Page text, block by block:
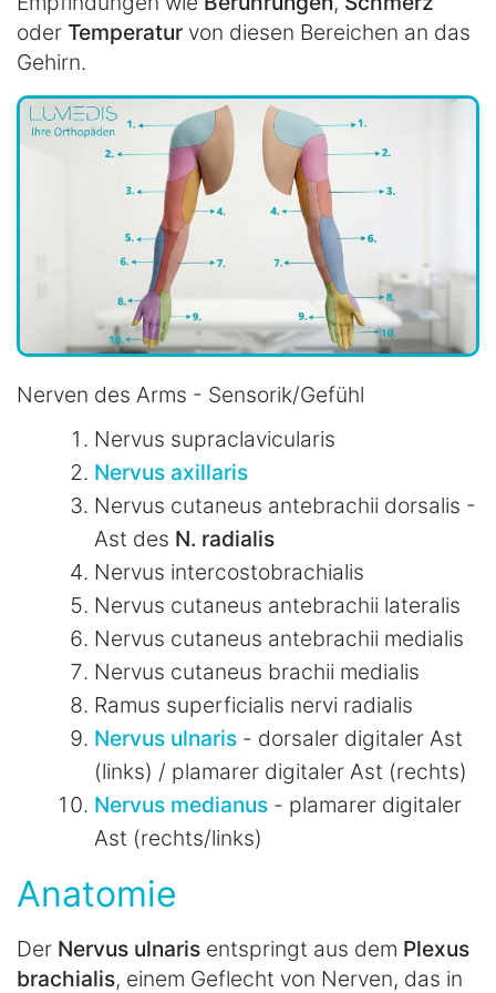
oder Temperatur von diesen Bereichen an das
Gehirn.
Nerven des Arms - Sensorik/Gefühl
Nervus supraclavicularis
Nervus axillaris
Nervus cutaneus antebrachii dorsalis -
Ast des N. radialis
Nervus intercostobrachialis
Nervus cutaneus antebrachii lateralis
Nervus cutaneus antebrachii medialis
Nervus cutaneus brachii medialis
Ramus superficialis nervi radialis
Nervus ulnaris - dorsaler digitaler Ast
(links) / plamarer digitaler Ast (rechts)
Nervus medianus - plamarer digitaler
Ast (rechts/links)
Anatomie
Der Nervus ulnaris entspringt aus dem Plexus
brachialis, einem Geflecht von Nerven, das in